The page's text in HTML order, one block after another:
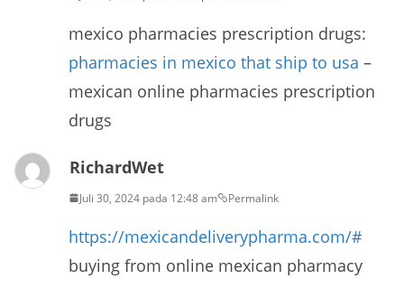
mexico pharmacies prescription drugs:
pharmacies in mexico that ship to usa –
mexican online pharmacies prescription
drugs
RichardWet
Juli 30, 2024 pada 12:48 am Permalink
https://mexicandeliverypharma.com/#
buying from online mexican pharmacy